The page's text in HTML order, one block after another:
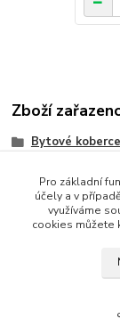
Zboží
Bytové
SMYČKOVÉ
Pro základní
účely a v
využíváme
cookies můžete